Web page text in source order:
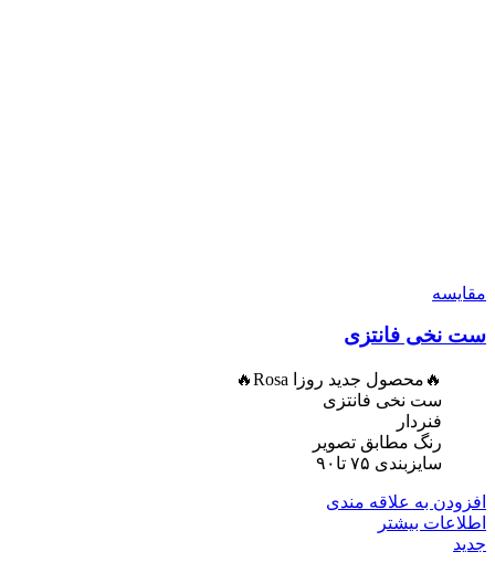
مقایسه
ست نخی فانتزی
🔥محصول جدید روزا Rosa🔥
ست نخی فانتزی
فنردار
رنگ مطابق تصویر
سایزبندی ۷۵ تا۹۰
افزودن به علاقه مندی
اطلاعات بیشتر
جدید